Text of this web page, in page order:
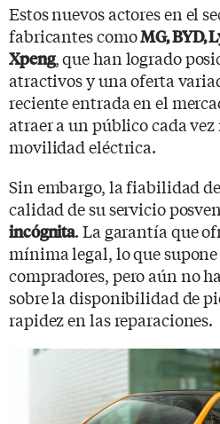
Estos nuevos actores en el
fabricantes comoMG, BYD,
Xpeng, que han logrado
atractivos y una oferta
reciente entrada en el
atraer a un público cada
movilidad eléctrica.
Sin embargo, la fiabilidad
calidad de su servicio
incógnita. La garantía que
mínima legal, lo que
compradores, pero aún no
sobre la disponibilidad de
rapidez en las reparaciones.